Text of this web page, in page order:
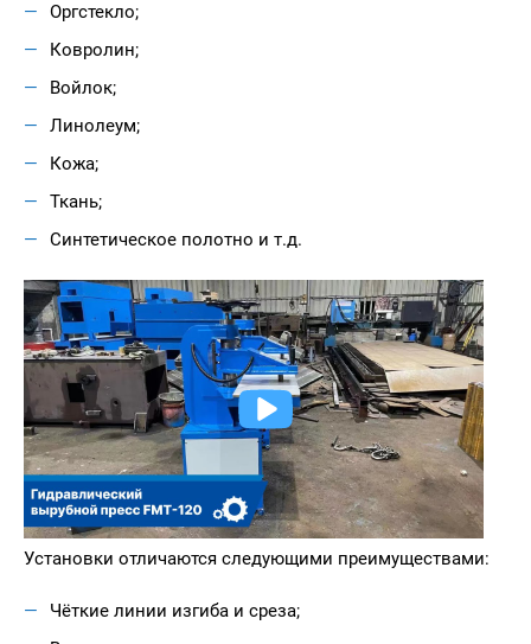
Оргстекло;
Ковролин;
Войлок;
Линолеум;
Кожа;
Ткань;
Синтетическое полотно и т.д.
Установки отличаются следующими преимуществами:
Чёткие линии изгиба и среза;